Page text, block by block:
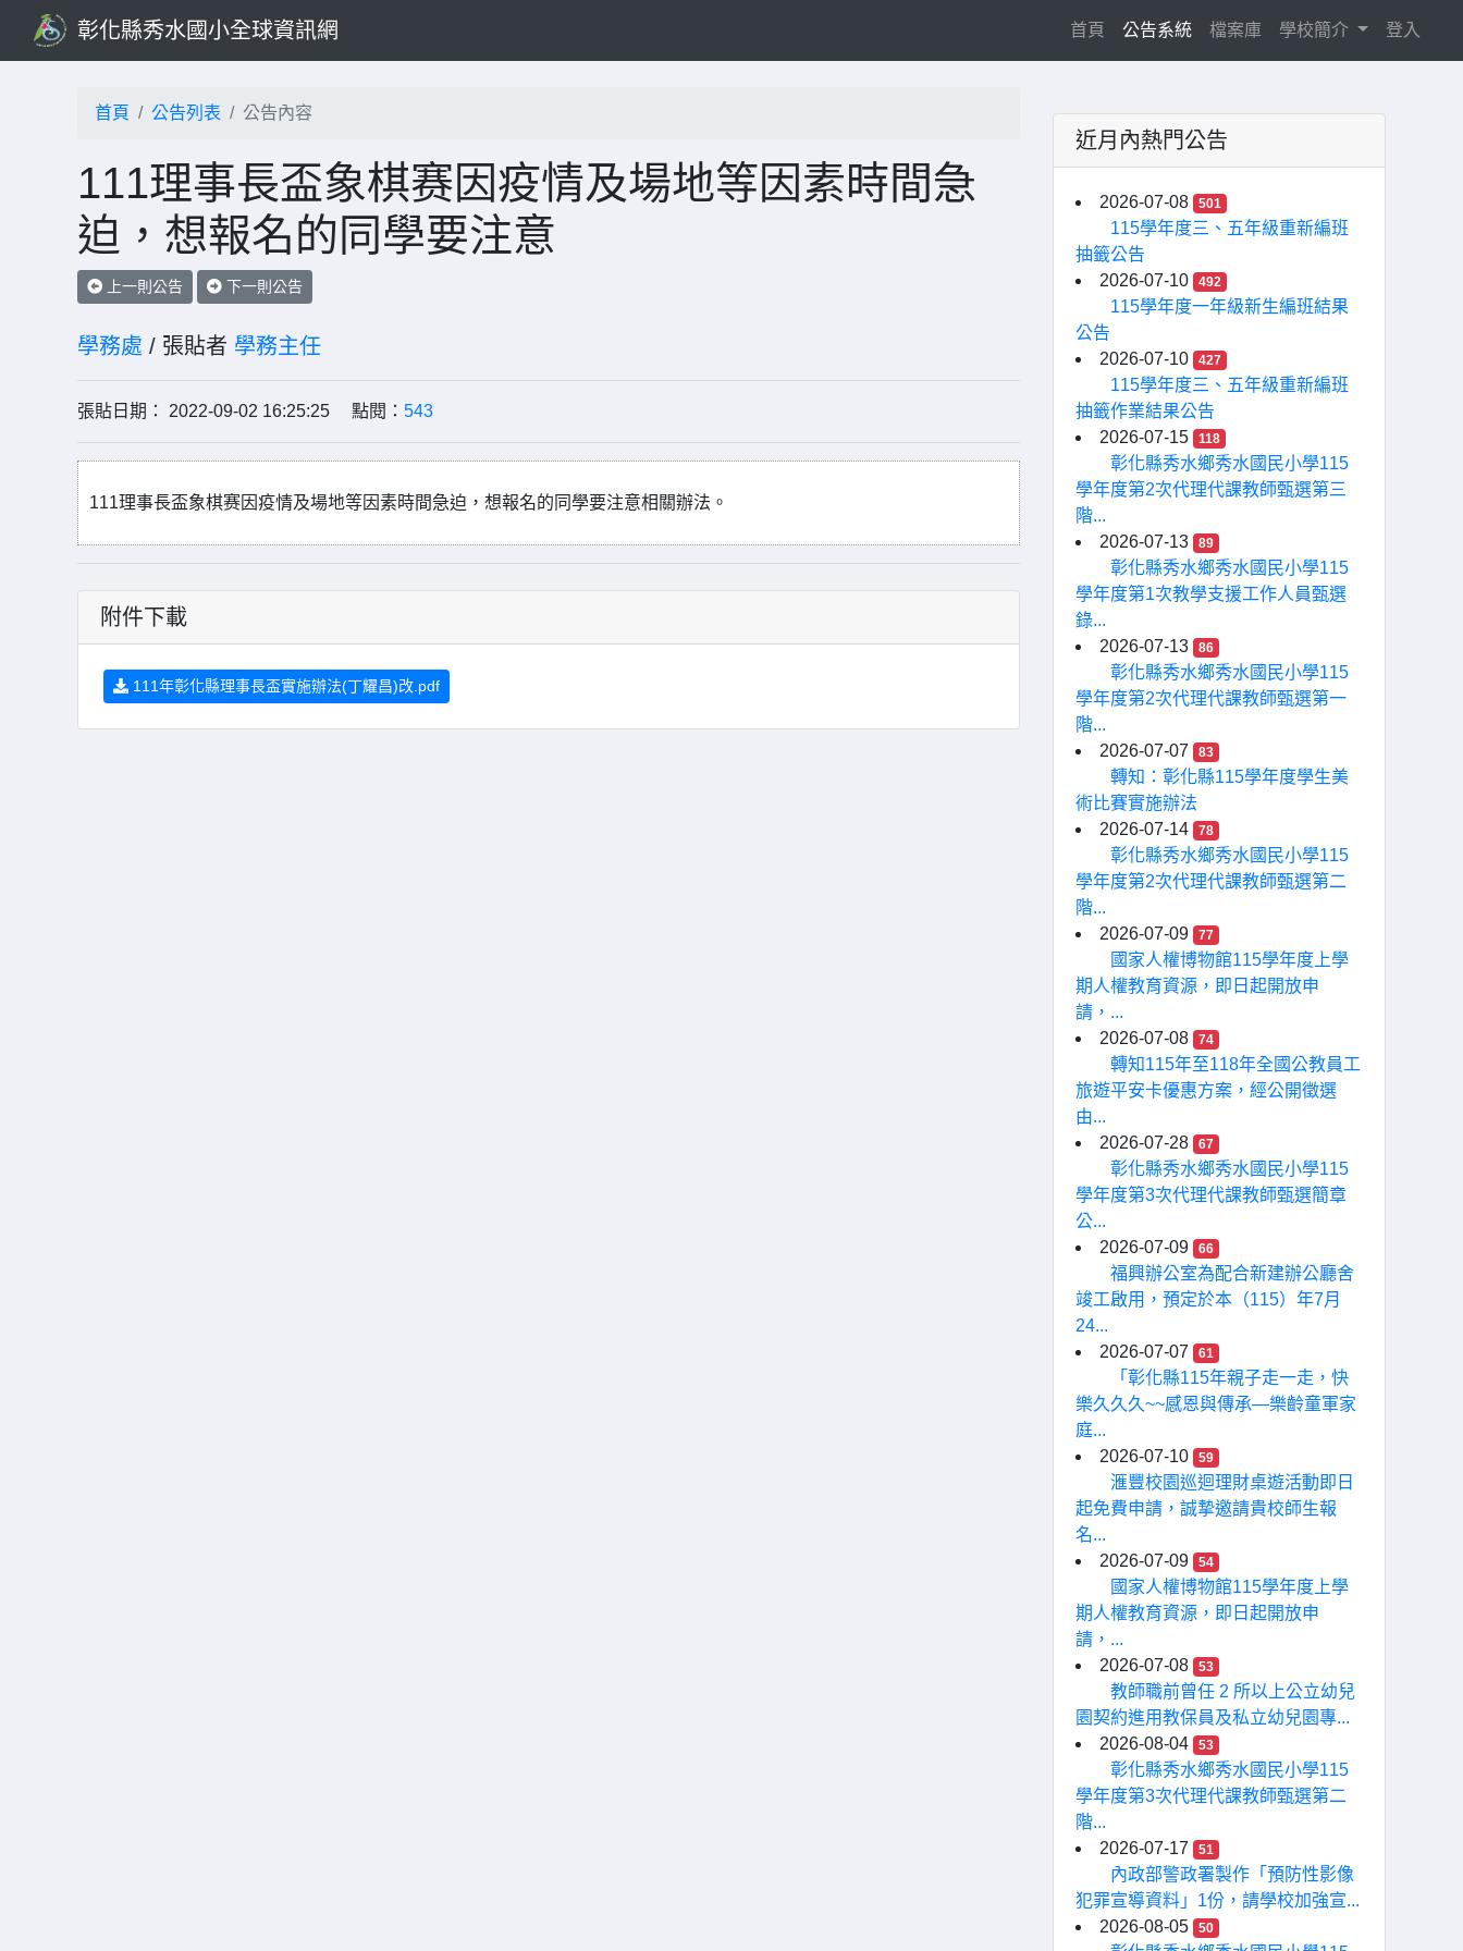
彰化縣秀水國小全球資訊網 首頁 (current)
公告系統 檔案庫 學校簡介 登入
首頁 公告列表 公告內容
111理事長盃象棋赛因疫情及場地等因素時間急
迫，想報名的同學要注意
上一則公告 下一則公告
學務處 / 張貼者 學務主任
張貼日期： 2022-09-02 16:25:25 點閱： 543
111理事長盃象棋赛因疫情及場地等因素時間急迫，想報名的同學要注意相關辦法。
附件下載
111年彰化縣理事長盃實施辦法(丁耀昌)改.pdf
近月內熱門公告
2026-07-08 501
115學年度三、五年級重新編班
抽籤公告
2026-07-10
492
115學年度一年級新生編班結果
公告
2026-07-10
427
115學年度三、五年級重新編班
抽籤作業結果公告
2026-07-15
118
彰化縣秀水鄉秀水國民小學115
學年度第2次代理代課教師甄選第三
階...
2026-07-13
89
彰化縣秀水鄉秀水國民小學115
學年度第1次教學支援工作人員甄選
錄...
2026-07-13
86
彰化縣秀水鄉秀水國民小學115
學年度第2次代理代課教師甄選第一
階...
2026-07-07
83
轉知：彰化縣115學年度學生美
術比賽實施辦法
2026-07-14
78
彰化縣秀水鄉秀水國民小學115
學年度第2次代理代課教師甄選第二
階...
2026-07-09
77
國家人權博物館115學年度上學
期人權教育資源，即日起開放申
請，...
2026-07-08
74
轉知115年至118年全國公教員工
旅遊平安卡優惠方案，經公開徵選
由...
2026-07-28
67
彰化縣秀水鄉秀水國民小學115
學年度第3次代理代課教師甄選簡章
公...
2026-07-09
66
福興辦公室為配合新建辦公廳舍
竣工啟用，預定於本（115）年7月
24...
2026-07-07
61
「彰化縣115年親子走一走，快
樂久久久~~感恩與傳承—樂齡童軍家
庭...
2026-07-10
59
滙豐校園巡迴理財桌遊活動即日
起免費申請，誠摯邀請貴校師生報
名...
2026-07-09
54
國家人權博物館115學年度上學
期人權教育資源，即日起開放申
請，...
2026-07-08
53
教師職前曾任 2 所以上公立幼兒
園契約進用教保員及私立幼兒園專...
2026-08-04
53
彰化縣秀水鄉秀水國民小學115
學年度第3次代理代課教師甄選第二
階...
2026-07-17
51
內政部警政署製作「預防性影像
犯罪宣導資料」1份，請學校加強宣...
2026-08-05
50